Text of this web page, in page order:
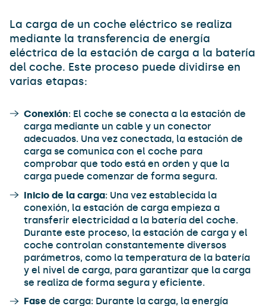
La carga de un coche eléctrico se realiza
mediante la transferencia de energía
eléctrica de la estación de carga a la batería
del coche. Este proceso puede dividirse en
varias etapas:
Conexión: El coche se conecta a la estación de
carga mediante un cable y un conector
adecuados. Una vez conectada, la estación de
carga se comunica con el coche para
comprobar que todo está en orden y que la
carga puede comenzar de forma segura.
Inicio de la carga: Una vez establecida la
conexión, la estación de carga empieza a
transferir electricidad a la batería del coche.
Durante este proceso, la estación de carga y el
coche controlan constantemente diversos
parámetros, como la temperatura de la batería
y el nivel de carga, para garantizar que la carga
se realiza de forma segura y eficiente.
Fase de carga: Durante la carga, la energía